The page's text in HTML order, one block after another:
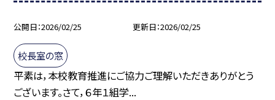
公開日 2026/02/25 更新日 2026/02/25
校長室の窓
平素は，本校教育推進にご協力ご理解いただきありがとう
ございます。さて，６年１組学...